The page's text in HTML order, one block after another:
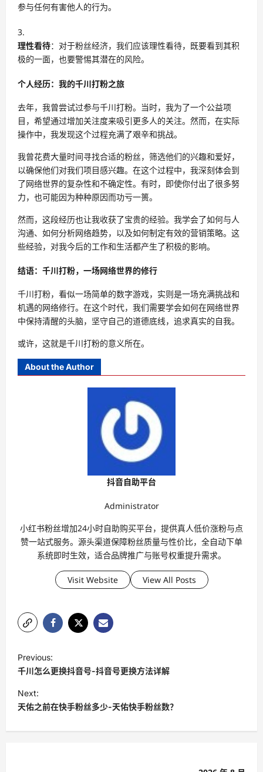
参与任何有害他人的行为。
理性看待：对于粉丝经济，我们应该理性看待，既要看到其积
极的一面，也要警惕其潜在的风险。
个人经历：我的千川打粉之旅
去年，我曾尝试过参与千川打粉。当时，我为了一个公益项
目，希望通过增加关注度来吸引更多人的关注。然而，在实际
操作中，我发现这个过程充满了艰辛和挑战。
我曾花费大量时间寻找合适的粉丝，筛选他们的兴趣和爱好，
以确保他们对我们项目感兴趣。在这个过程中，我深刻体会到
了网络世界的复杂性和不确定性。有时，即使你付出了很多努
力，也可能因为种种原因而功亏一篑。
然而，这段经历也让我收获了宝贵的经验。我学会了如何与人
沟通、如何分析网络趋势，以及如何制定有效的营销策略。这
些经验，对我今后的工作和生活都产生了积极的影响。
结语：千川打粉，一场网络世界的修行
千川打粉，看似一场简单的数字游戏，实则是一场充满挑战和
机遇的网络修行。在这个时代，我们需要学会如何在网络世界
中保持清醒的头脑，坚守自己的道德底线，追求真实的自我。
或许，这就是千川打粉的意义所在。
About the Author
抖音自助平台
Administrator
小红书粉丝增加24小时自助购买平台，提供真人低价涨粉与点
赞一站式服务。源头渠道保障粉丝质量与性价比，全自动下单
系统即时生效，适合品牌推广与账号权重提升需求。
Visit Website View All Posts
P
o
s
t
Previous:
千川怎么更换抖音号-抖音号更换方法详解
Next:
天佑之前在快手粉丝多少-天佑快手粉丝数？